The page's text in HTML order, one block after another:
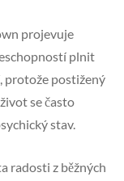
projevuje
plnit
protože postižený
se často
stav.
radosti z běžných